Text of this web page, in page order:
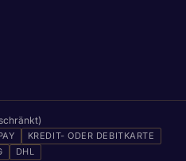
KREDIT- ODER DEBITKARTE
DHL